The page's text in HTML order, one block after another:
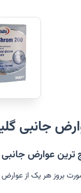
جانبی
ترین عوارض جانبی
بروز هر یک از عوارض